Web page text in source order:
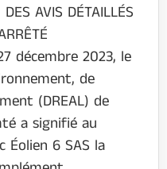
AVIS DÉTAILLÉS
décembre 2023, le
de
(DREAL) de
a signifié au
Éolien 6 SAS la